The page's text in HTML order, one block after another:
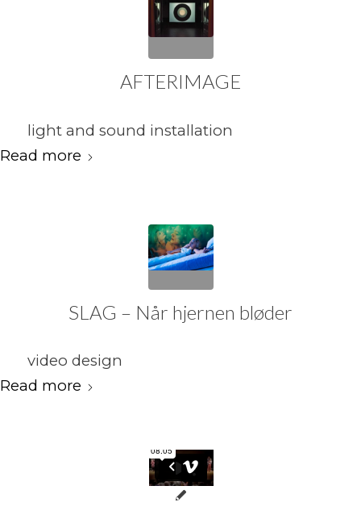
AFTERIMAGE
light and sound installation
Read more
SLAG – Når hjernen bløder
video design
Read more